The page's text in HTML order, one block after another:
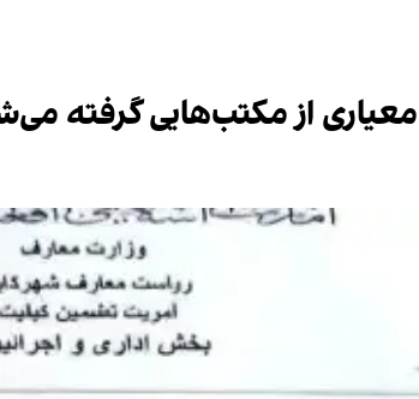
از مکتب‌هایی گرفته